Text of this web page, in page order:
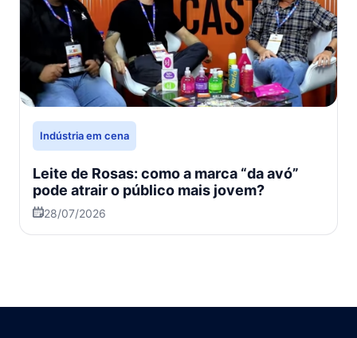
Indústria em cena
Leite de Rosas: como a marca “da avó”
pode atrair o público mais jovem?
28/07/2026